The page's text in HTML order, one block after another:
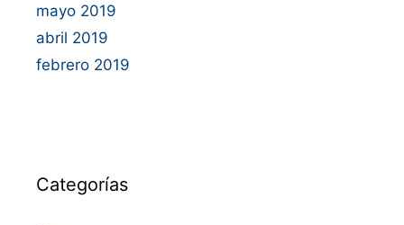
mayo 2019
abril 2019
febrero 2019
Categorías